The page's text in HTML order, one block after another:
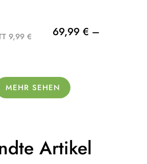
9,99 € 69,99 € –
MEHR SEHEN
Artikel